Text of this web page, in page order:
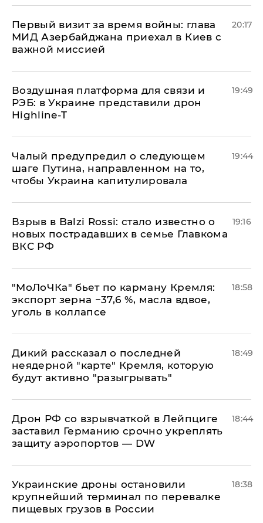
Первый визит за время войны: глава
МИД Азербайджана приехал в Киев с
важной миссией
20:17
Воздушная платформа для связи и
РЭБ: в Украине представили дрон
Highline-T
19:49
Чалый предупредил о следующем
шаге Путина, направленном на то,
чтобы Украина капитулировала
19:44
Взрыв в Balzi Rossi: стало известно о
новых пострадавших в семье Главкома
ВКС РФ
19:16
​"МоЛоЧКа" бьет по карману Кремля:
экспорт зерна −37,6 %, масла вдвое,
уголь в коллапсе
18:58
Дикий рассказал о последней
неядерной "карте" Кремля, которую
будут активно "разыгрывать"
18:49
​Дрон РФ со взрывчаткой в Лейпциге
заставил Германию срочно укреплять
защиту аэропортов — DW
18:44
Украинские дроны остановили
крупнейший терминал по перевалке
пищевых грузов в России
18:38